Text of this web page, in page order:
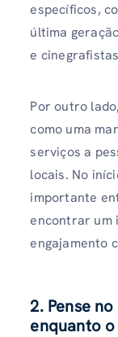
específicos,
última
e
Por outro
como uma
serviços a
locais. No
importante
encontrar um
engajamento
2. Pense
enquanto